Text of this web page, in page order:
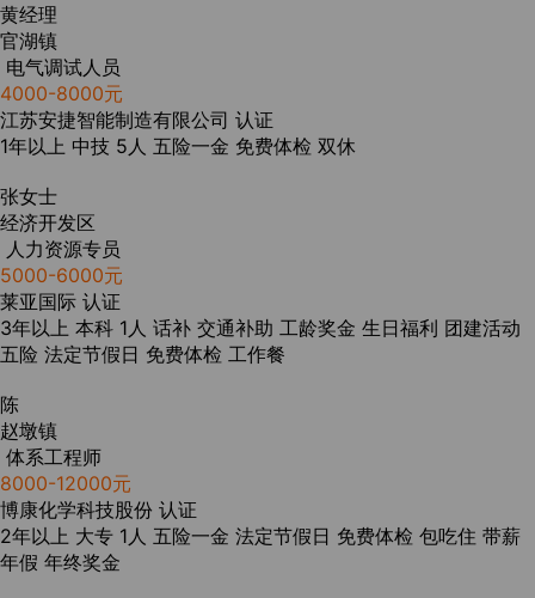
黄经理
官湖镇
电气调试人员
4000-8000元
江苏安捷智能制造有限公司 认证
1年以上 中技 5人 五险一金 免费体检 双休
张女士
经济开发区
人力资源专员
5000-6000元
莱亚国际 认证
3年以上 本科 1人 话补 交通补助 工龄奖金 生日福利 团建活动
五险 法定节假日 免费体检 工作餐
陈
赵墩镇
体系工程师
8000-12000元
博康化学科技股份 认证
2年以上 大专 1人 五险一金 法定节假日 免费体检 包吃住 带薪
年假 年终奖金